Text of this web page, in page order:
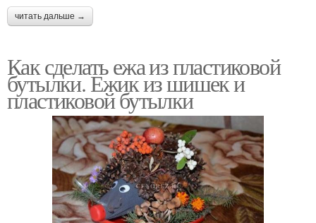
читать дальше →
Как сделать ежа из пластиковой
бутылки. Ежик из шишек и
пластиковой бутылки